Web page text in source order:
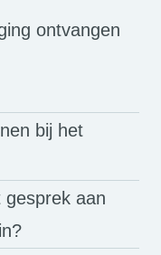
ontvangen
bij het
gesprek aan